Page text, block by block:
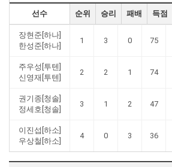
선수 순위 승리 패배 득점
장현준[하나]
한성준[하나]
1 3 0 75
주우성[투텐]
신영재[투텐]
2 2 1 74
권기종[청솔]
정세호[청솔]
3 1 2 47
이진섭[하소]
우상철[하소]
4 0 3 36